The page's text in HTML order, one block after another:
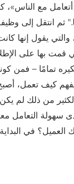
مع الناس»،
ثم انتقل إلى
والتي يقول إنها
قمت بها على
تمامًا – فمن
كيف تعمل،
من ذلك لم
سهولة التعامل
العميل؟ في